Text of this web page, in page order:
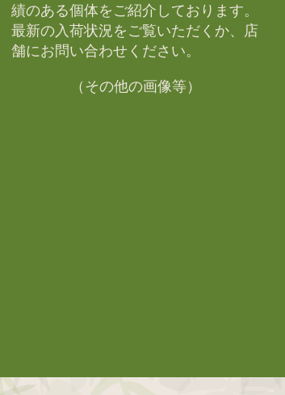
績のある個体をご紹介しております。​
最新の入荷状況をご覧いただくか、店
舗にお問い合わせください。​
（その他の画像等）